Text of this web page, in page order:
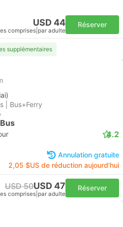
USD 44
comprises par adulte
Réserver
supplémentaires
| Bus+Ferry
4.2
Annulation gratuite
2,05 $US de réduction aujourd’hui
USD 50USD 47
comprises par adulte
Réserver